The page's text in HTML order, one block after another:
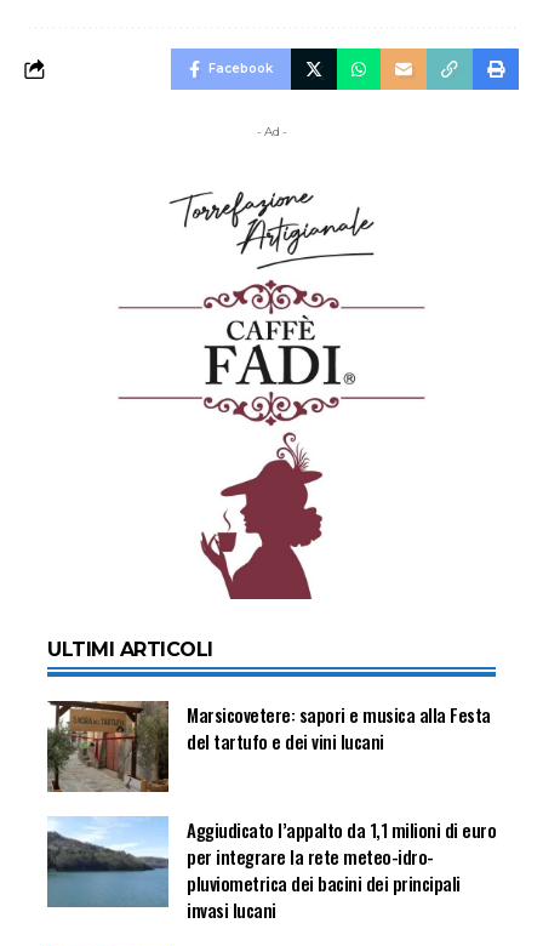
Facebook
- Ad -
ULTIMI ARTICOLI
Marsicovetere: sapori e musica alla Festa
del tartufo e dei vini lucani
Aggiudicato l’appalto da 1,1 milioni di euro
per integrare la rete meteo-idro-
pluviometrica dei bacini dei principali
invasi lucani